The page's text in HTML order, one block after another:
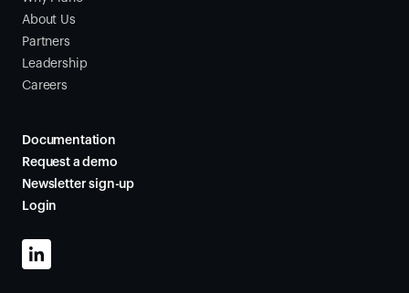
About Us
Partners
Leadership
Careers
Documentation
Request a demo
Newsletter sign-up
Login